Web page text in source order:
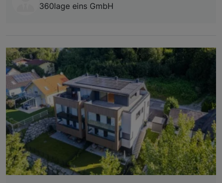
360lage eins GmbH